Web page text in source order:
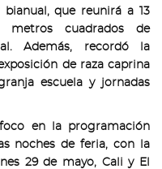
que reunirá a 13
cuadrados de
Además, recordó la
de raza caprina
escuela y jornadas
en la programación
noches de feria, con la
29 de mayo, Cali y El